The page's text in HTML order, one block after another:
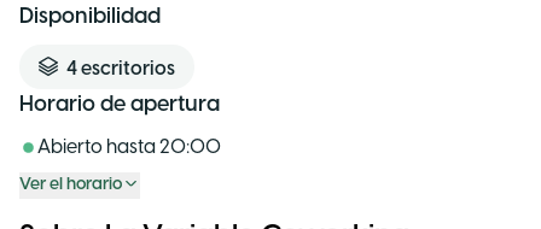
Disponibilidad
4escritorios
Horario de apertura
Abierto hasta20:00
Ver el horario